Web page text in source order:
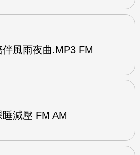
伴風雨夜曲.MP3 FM
減壓 FM AM